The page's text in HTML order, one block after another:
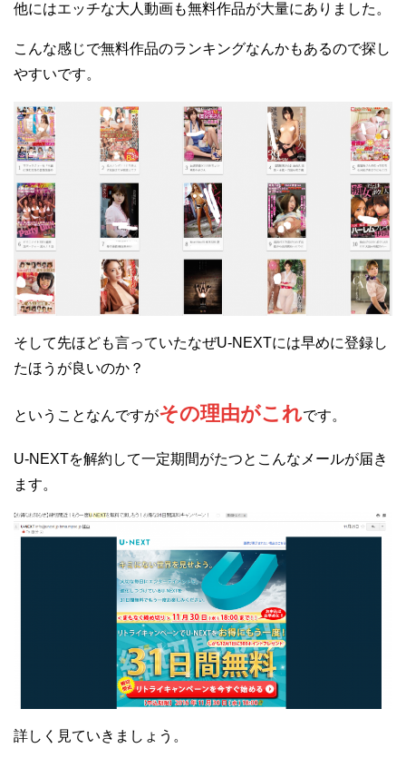
他にはエッチな大人動画も無料作品が大量にありました。
こんな感じで無料作品のランキングなんかもあるので探し
やすいです。
そして先ほども言っていたなぜU-NEXTには早めに登録し
たほうが良いのか？
ということなんですがその理由がこれです。
U-NEXTを解約して一定期間がたつとこんなメールが届き
ます。
詳しく見ていきましょう。